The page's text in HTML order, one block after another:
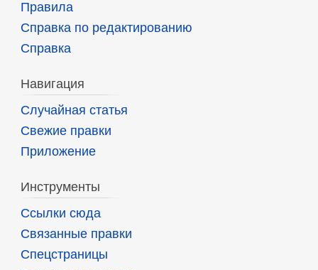
Правила
Справка по редактированию
Справка
Навигация
Случайная статья
Свежие правки
Приложение
Инструменты
Ссылки сюда
Связанные правки
Спецстраницы